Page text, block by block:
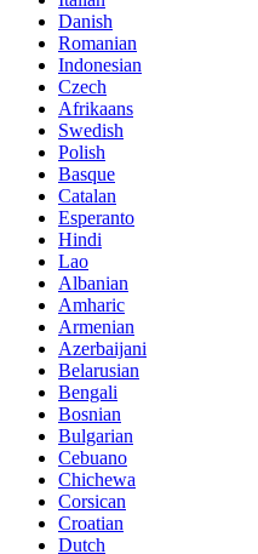
Danish
Romanian
Indonesian
Czech
Afrikaans
Swedish
Polish
Basque
Catalan
Esperanto
Hindi
Lao
Albanian
Amharic
Armenian
Azerbaijani
Belarusian
Bengali
Bosnian
Bulgarian
Cebuano
Chichewa
Corsican
Croatian
Dutch